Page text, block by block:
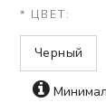
* ЦВЕТ:
Черный